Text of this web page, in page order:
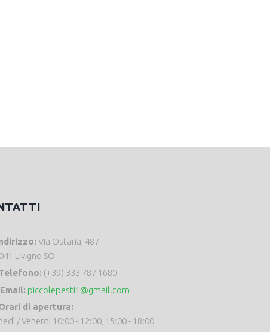
Via Ostaria, 487
Livigno SO
(+39) 333 787 1680
Email: piccolepesti1@gmail.com
di apertura:
/ Venerdi 10:00 - 12:00, 15:00 - 18:00